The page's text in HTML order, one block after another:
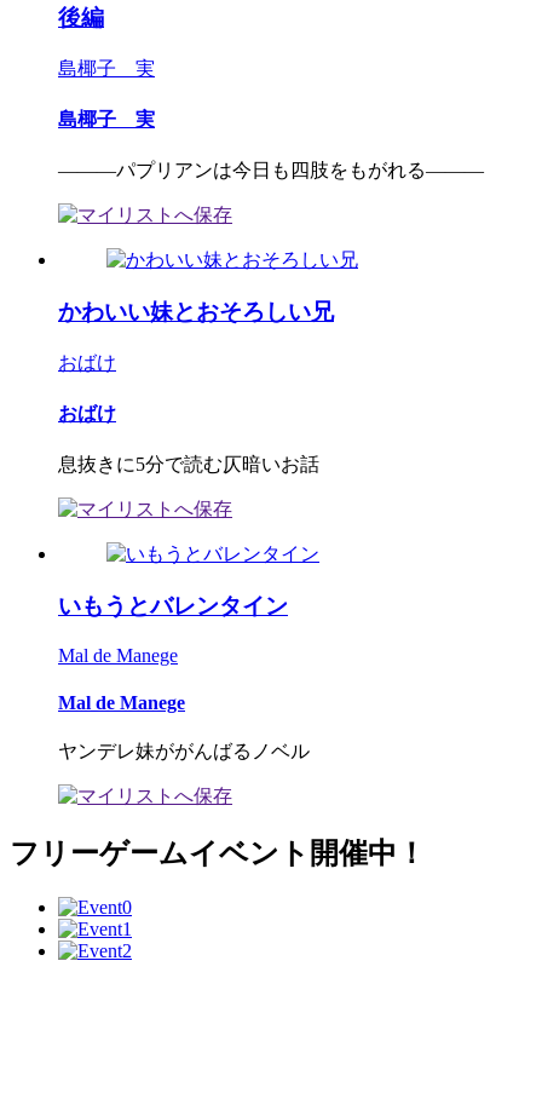
後編
島椰子 実
島椰子 実
―――パプリアンは今日も四肢をもがれる―――
かわいい妹とおそろしい兄
おばけ
おばけ
息抜きに5分で読む仄暗いお話
いもうとバレンタイン
Mal de Manege
Mal de Manege
ヤンデレ妹ががんばるノベル
フリーゲームイベント開催中！